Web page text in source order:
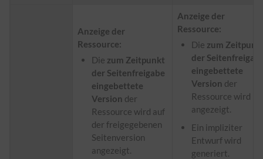
Anzeige der
Ressource:
Die zum Zeitpunkt
der Seitenfreigabe
eingebettete
Version der
Ressource wird auf
der freigegebenen
Seitenversion
angezeigt.
Anzeige der
Ressource:
Die zum
der
eingebettete
Version der
Ressource wird
angezeigt.
Ein impliziter
Entwurf wird
generiert.